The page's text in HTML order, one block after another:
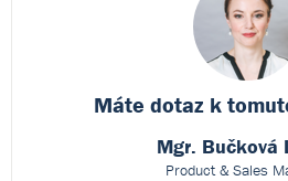
Máte dotaz k
Mgr. Bučková
Product & Sales